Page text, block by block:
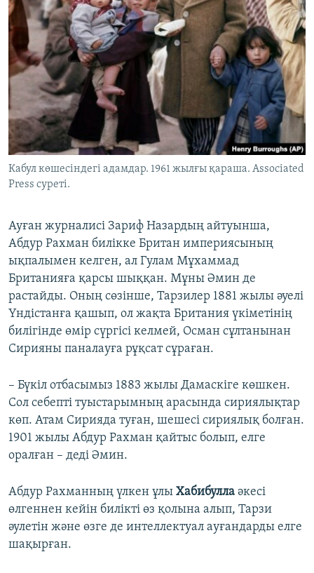
Кабул көшесіндегі адамдар. 1961 жылғы қараша. Associated
Press суреті.
Ауған журналисі Зариф Назардың айтуынша,
Абдур Рахман билікке Британ империясының
ықпалымен келген, ал Гулам Мұхаммад
Британияға қарсы шыққан. Мұны Әмин де
растайды. Оның сөзінше, Тарзилер 1881 жылы әуелі
Үндістанға қашып, ол жақта Британия үкіметінің
билігінде өмір сүргісі келмей, Осман сұлтанынан
Сирияны паналауға рұқсат сұраған.
– Бүкіл отбасымыз 1883 жылы Дамаскіге көшкен.
Сол себепті туыстарымның арасында сириялықтар
көп. Атам Сирияда туған, шешесі сириялық болған.
1901 жылы Абдур Рахман қайтыс болып, елге
оралған – деді Әмин.
Абдур Рахманның үлкен ұлы Хабибулла әкесі
өлгеннен кейін билікті өз қолына алып, Тарзи
әулетін және өзге де интеллектуал ауғандарды елге
шақырған.